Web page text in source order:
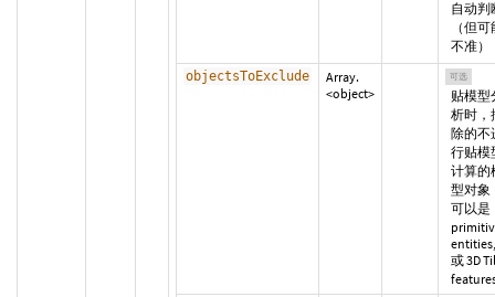
自动判
（但
不准）
objectsToExclude
Array.
<object>
可选
贴模型
析时，
除的不
行贴模
计算的
型对象
可以是
entities,
或 3D